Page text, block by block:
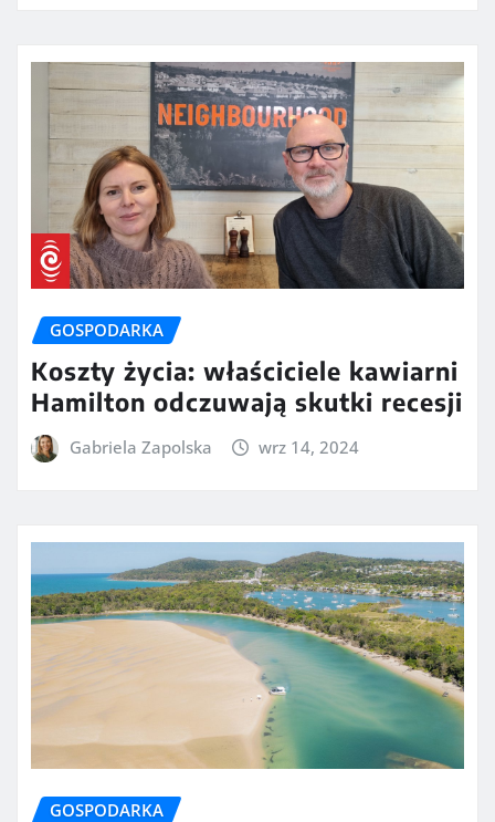
GOSPODARKA
Koszty życia: właściciele kawiarni
Hamilton odczuwają skutki recesji
Gabriela Zapolska wrz 14, 2024
GOSPODARKA